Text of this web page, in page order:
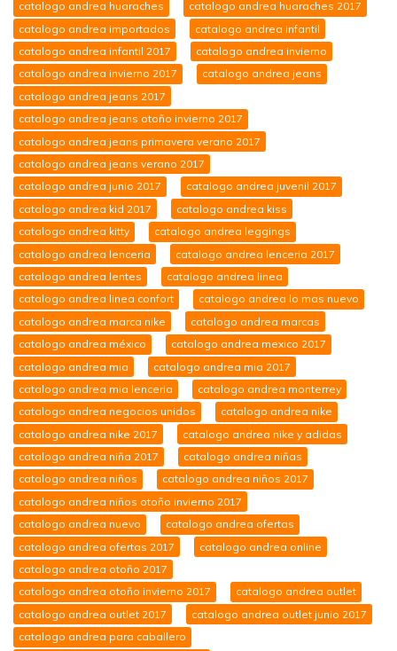
catalogo andrea huaraches
catalogo andrea huaraches 2017
catalogo andrea importados
catalogo andrea infantil
catalogo andrea infantil 2017
catalogo andrea invierno
catalogo andrea invierno 2017
catalogo andrea jeans
catalogo andrea jeans 2017
catalogo andrea jeans otoño invierno 2017
catalogo andrea jeans primavera verano 2017
catalogo andrea jeans verano 2017
catalogo andrea junio 2017
catalogo andrea juvenil 2017
catalogo andrea kid 2017
catalogo andrea kiss
catalogo andrea kitty
catalogo andrea leggings
catalogo andrea lenceria
catalogo andrea lenceria 2017
catalogo andrea lentes
catalogo andrea linea
catalogo andrea linea confort
catalogo andrea lo mas nuevo
catalogo andrea marca nike
catalogo andrea marcas
catalogo andrea méxico
catalogo andrea mexico 2017
catalogo andrea mia
catalogo andrea mia 2017
catalogo andrea mia lenceria
catalogo andrea monterrey
catalogo andrea negocios unidos
catalogo andrea nike
catalogo andrea nike 2017
catalogo andrea nike y adidas
catalogo andrea niña 2017
catalogo andrea niñas
catalogo andrea niños
catalogo andrea niños 2017
catalogo andrea niños otoño invierno 2017
catalogo andrea nuevo
catalogo andrea ofertas
catalogo andrea ofertas 2017
catalogo andrea online
catalogo andrea otoño 2017
catalogo andrea otoño invierno 2017
catalogo andrea outlet
catalogo andrea outlet 2017
catalogo andrea outlet junio 2017
catalogo andrea para caballero